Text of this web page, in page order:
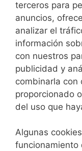
terceros para
anuncios,
analizar el
información
con nuestros
publicidad y
combinarla con
proporcionado
del uso que
Algunas
funcionamiento